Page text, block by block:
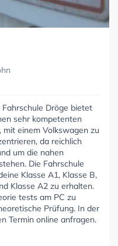
Dröge bietet
sehr kompetenten
einem Volkswagen zu
da reichlich
um die nahen
Die Fahrschule
Klasse A1, Klasse B,
Klasse A2 zu erhalten.
tests am PC zu
Prüfung. In der
Termin online anfragen.